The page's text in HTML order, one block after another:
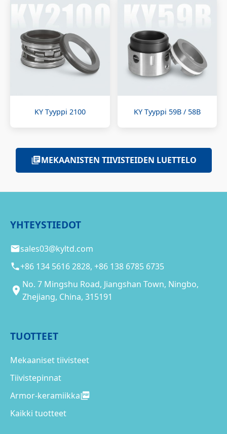
KY Tyyppi 2100 KY Tyyppi 59B / 58B
MEKAANISTEN TIIVISTEIDEN LUETTELO
YHTEYSTIEDOT
sales03@kyltd.com
+86 134 5616 2828, +86 138 6785 6735
No. 7 Mingshu Road, Jiangshan Town, Ningbo,
Zhejiang, China, 315191
TUOTTEET
Mekaaniset tiivisteet
Tiivistepinnat
Armor-keramiikka
Kaikki tuotteet